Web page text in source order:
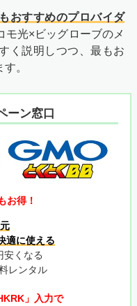
おすすめのプロバイダ
モ光×ビッグローブのメ
く説明しつつ、最もお
。
ーン窓口
お得！
適に使える
安くなる
レンタル
」入力で